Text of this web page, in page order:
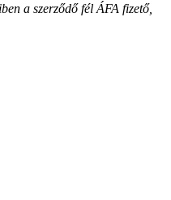
a szerződő fél ÁFA fizető,